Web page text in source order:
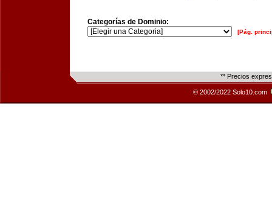
Categorías de Dominio:
[Pág.
** Precios
© 2002/2022 Solo10.com